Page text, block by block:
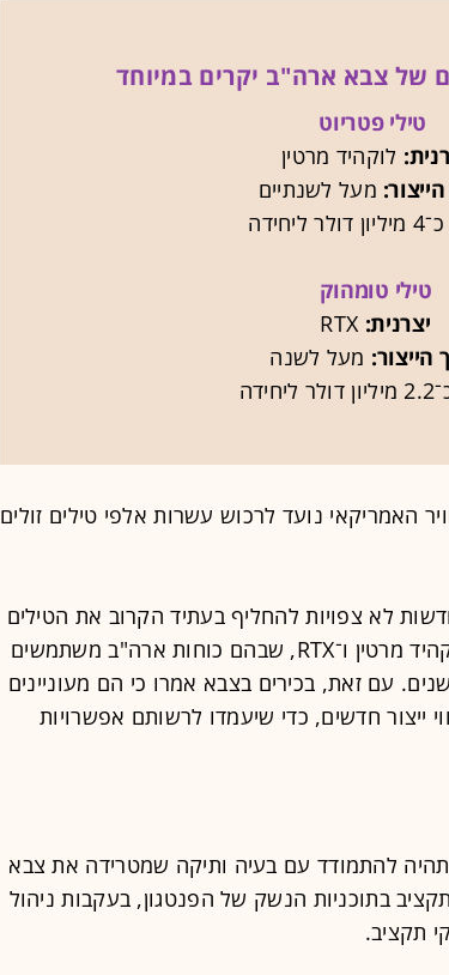
של צבא ארה"ב יקרים במיוחד
טילי פטריוט
לוקהיד מרטין
מעל לשנתיים
כ־4 מיליון דולר ליחידה
טילי טומהוק
יצרנית:
הייצור: מעל לשנה
דולר ליחידה
האמריקאי נועד לרכוש עשרות אלפי טילים זולים
לא צפויות להחליף בעתיד הקרוב את הטילים
המתקדמים מתוצרת חברות כמו לוקהיד מרטין ו־RTX, שבהם כוחות ארה"ב משתמשים
עם זאת, בכירים בצבא אמרו כי הם מעוניינים
חדשים, כדי שיעמדו לרשותם אפשרויות
להתמודד עם בעיה ותיקה שמטרידה את צבא
בתוכניות הנשק של הפנטגון, בעקבות ניהול
תקציב.